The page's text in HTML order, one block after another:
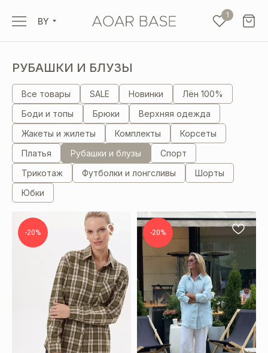
1
BY
РУБАШКИ И БЛУЗЫ
Все товары SALE Новинки
Лён 100%
Боди и топы
Брюки
Верхняя одежда
Жакеты и жилеты
Комплекты
Корсеты
Платья
Рубашки и блузы
Спорт
Трикотаж
Футболки и лонгсливы
Шорты
Юбки
-20% -20%